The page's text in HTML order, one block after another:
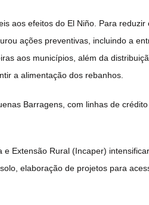
aos efeitos do El Niño. Para reduzir
ações preventivas, incluindo a
aos municípios, além da
a alimentação dos rebanhos.
Barragens, com linhas de
Extensão Rural (Incaper)
elaboração de projetos para